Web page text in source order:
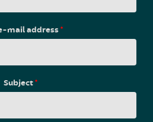
mail address*
Subject*